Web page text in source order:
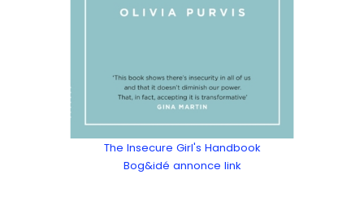
The Insecure Girl's Handbook
Bog&idé annonce link